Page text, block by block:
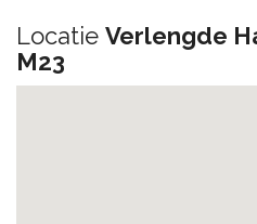
Locatie Verlengde
M23